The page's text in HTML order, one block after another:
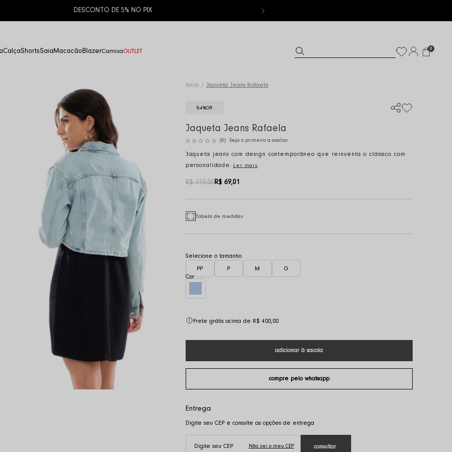
DESCONTO DE 5% NO PIX
CalçaShortsSaia Macacão BlazerCamisaOUTLET 0
Início Jaqueta Jeans Rafaela
84%Off
Jaqueta Jeans Rafaela
(0) Seja o primeiro a avaliar
Jaqueta jeans com design contemporâneo que reinventa o clássico com
personalidade. Ler mais
R$ 419,00R$ 69,01
Tabela de medidas
PP P M G
Frete grátis acima de R$ 400,00
Não sei o meu CEP